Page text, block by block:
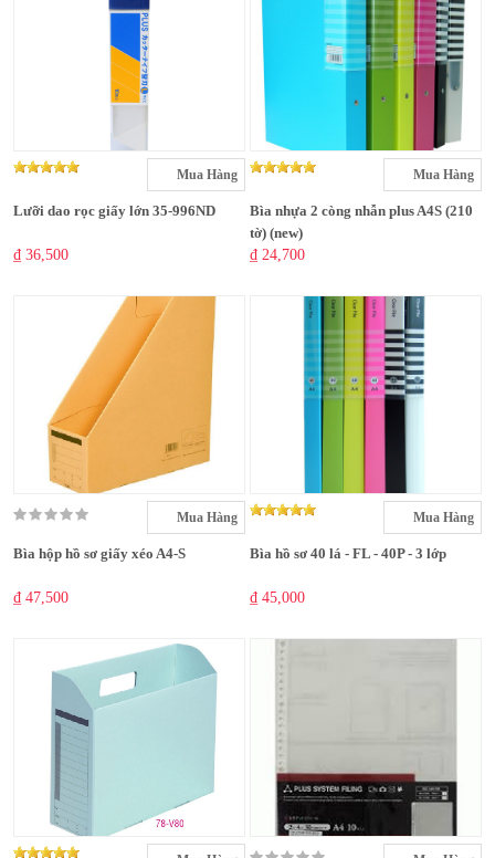
Mua Hàng
Lưỡi dao rọc giấy lớn 35-996ND
₫ 36,500
Mua Hàng
Bìa nhựa 2 còng nhẫn plus A4S (210
tờ) (new)
₫ 24,700
Mua Hàng
Bìa hộp hồ sơ giấy xéo A4-S
₫ 47,500
Mua Hàng
Bìa hồ sơ 40 lá - FL - 40P - 3 lớp
₫ 45,000